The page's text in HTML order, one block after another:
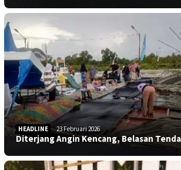
HEADLINE 23 Februari 2026
Diterjang Angin Kencang, Belasan